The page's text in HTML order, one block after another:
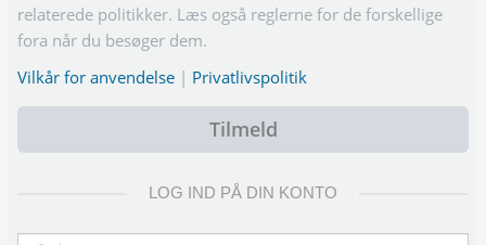
relaterede politikker. Læs også reglerne for de forskellige
fora når du besøger dem.
Vilkår for anvendelse | Privatlivspolitik
Tilmeld
LOG IND PÅ DIN KONTO